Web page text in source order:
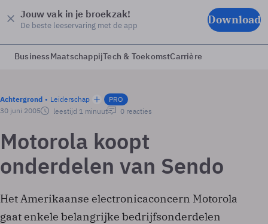
Jouw vak in je broekzak!
De beste leeservaring met de app Download
BusinessMaatschappijTech & ToekomstCarrière
Achtergrond Leiderschap
PRO
30 juni 2005
leestijd 1 minuut 0 reacties
Motorola koopt
onderdelen van Sendo
Het Amerikaanse electronicaconcern Motorola
gaat enkele belangrijke bedrijfsonderdelen